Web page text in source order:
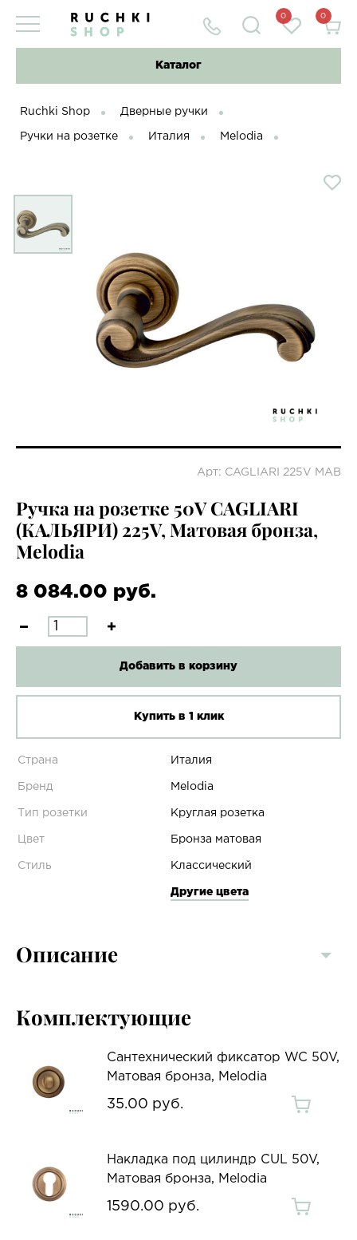
0 0
Каталог
Ruchki Shop Дверные ручки
Ручки на розетке Италия Melodia
Арт: CAGLIARI 225V MAB
Ручка на розетке 50V CAGLIARI
(КАЛЬЯРИ) 225V, Матовая бронза,
Melodia
8 084.00 руб.
Добавить в корзину
Купить в 1 клик
Страна Италия
Бренд Melodia
Тип розетки Круглая розетка
Цвет Бронза матовая
Стиль Классический
Другие цвета
Описание
Комплектующие
Сантехнический фиксатор WC 50V,
Матовая бронза, Melodia
35.00 руб.
Накладка под цилиндр CUL 50V,
Матовая бронза, Melodia
1590.00 руб.